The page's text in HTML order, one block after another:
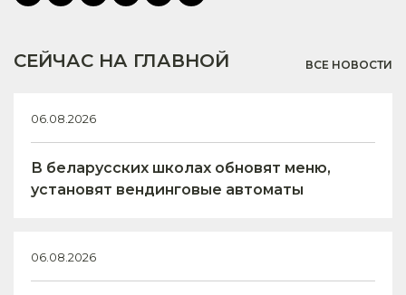
СЕЙЧАС НА ГЛАВНОЙ ВСЕ НОВОСТИ
06.08.2026
В беларусских школах обновят меню,
установят вендинговые автоматы
06.08.2026